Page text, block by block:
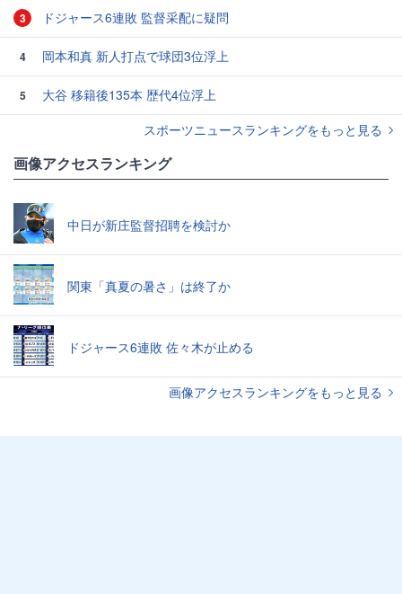
3 ドジャース6連敗 監督采配に疑問
4 岡本和真 新人打点で球団3位浮上
5
大谷 移籍後135本 歴代4位浮上
スポーツニュースランキングをもっと見る
画像アクセスランキング
中日が新庄監督招聘を検討か
関東「真夏の暑さ」は終了か
ドジャース6連敗 佐々木が止める
画像アクセスランキングをもっと見る